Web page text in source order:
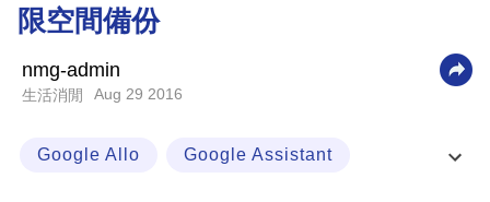
商
科
限空間備份
nmg-admin
生活消閒 Aug 29 2016
Google Allo Google Assistant